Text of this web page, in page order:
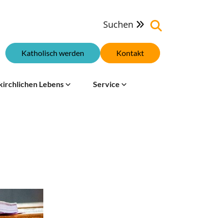
Suchen 
Kontakt
Katholisch werden
Lebens Service